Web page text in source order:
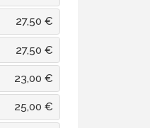
27,50 €
27,50 €
23,00 €
25,00 €